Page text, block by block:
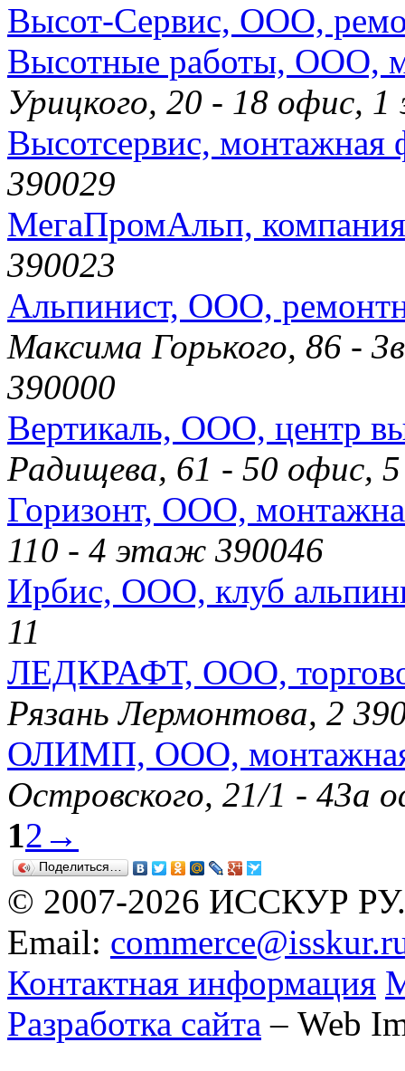
Высот-Сервис, ООО,
Высотные работы, ООО,
Урицкого, 20 - 18 офис,
Высотсервис, монтажная
390029
МегаПромАльп, компания
390023
Альпинист, ООО,
Максима Горького, 86 -
390000
Вертикаль, ООО, центр
Радищева, 61 - 50 офис,
Горизонт, ООО,
110 - 4 этаж 390046
Ирбис, ООО, клуб
11
ЛЕДКРАФТ, ООО,
Рязань Лермонтова, 2
ОЛИМП, ООО,
Островского, 21/1 - 43а
12 →
Поделиться…
© 2007-2026 ИССКУР РУ.
Email:
Контактная информация
Разработка сайта – Web